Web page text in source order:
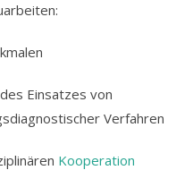
Einsatzes von
Verfahren
Kooperation